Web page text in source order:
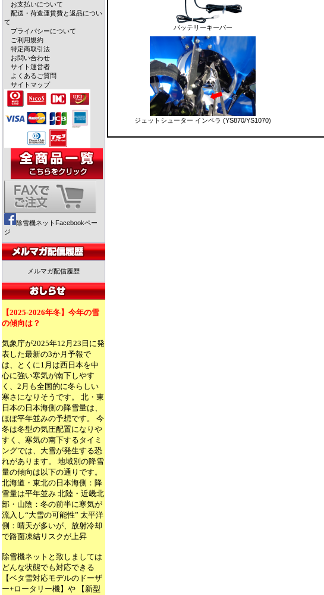
お支払いについて
配送・荷造運賃費と返品につい
て
プライバシーについて
ご利用規約
特定商取引法
お問い合わせ
サイト運営者
よくあるご質問
サイトマップ
除雪機ネットFacebookペー
ジ
メルマガ配信履歴
【2025-2026年冬】今年の雪
の傾向は？
気象庁が2025年12月23日に発
表した最新の3か月予報で
は、とくに1月は西日本を中
心に強い寒気が南下しやす
く、2月も全国的に冬らしい
寒さになりそうです。 北・東
日本の日本海側の降雪量は、
ほぼ平年並みの予想です。 今
冬は冬型の気圧配置になりや
すく、寒気の南下するタイミ
ングでは、大雪が発生する恐
れがあります。 地域別の降雪
量の傾向は以下の通りです。
北海道・東北の日本海側：降
雪量は平年並み 北陸・近畿北
部・山陰：冬の前半に寒気が
流入し“大雪の可能性” 太平洋
側：晴天が多いが、放射冷却
で路面凍結リスクが上昇
除雪機ネットと致しましては
どんな状態でも対応できる
【ベタ雪対応モデルのドーザ
ー+ロータリー機】や 【新型
バッテリーキーパー
ジェットシューター インペラ (YS870/YS1070)